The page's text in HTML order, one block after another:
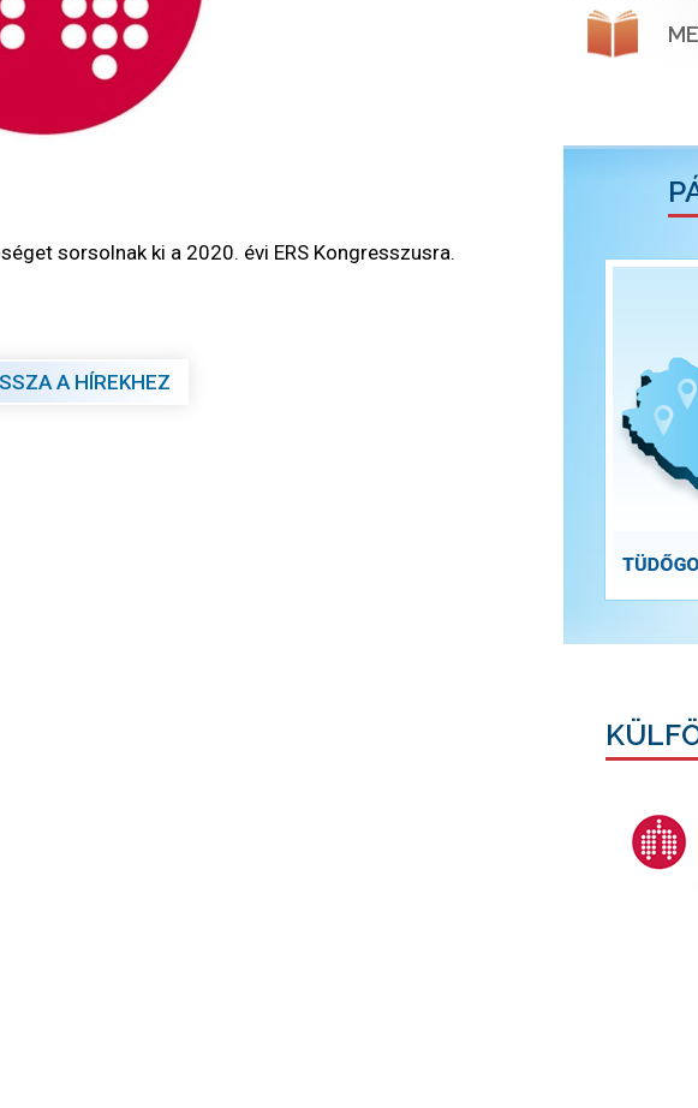
sorsolnak ki a 2020. évi ERS Kongresszusra.
A HÍREKHEZ